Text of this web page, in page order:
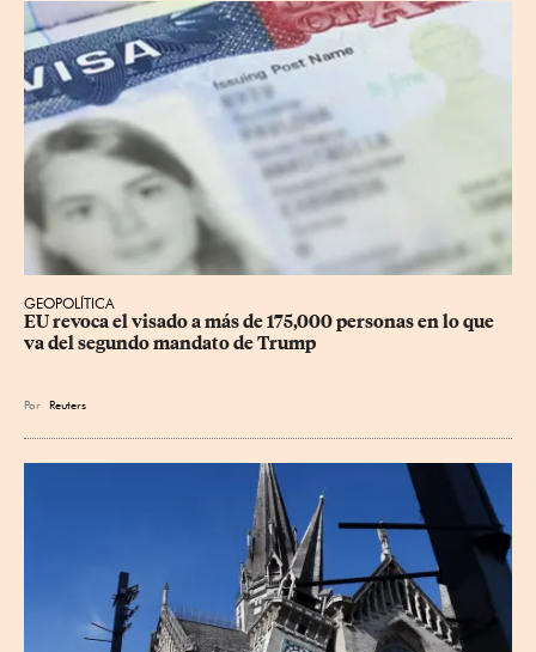
GEOPOLÍTICA
EU revoca el visado a más de 175,000 personas en lo que
va del segundo mandato de Trump
Por Reuters